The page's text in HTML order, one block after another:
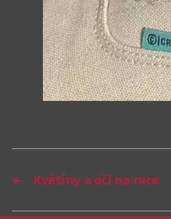
← Květiny a oči na ruce